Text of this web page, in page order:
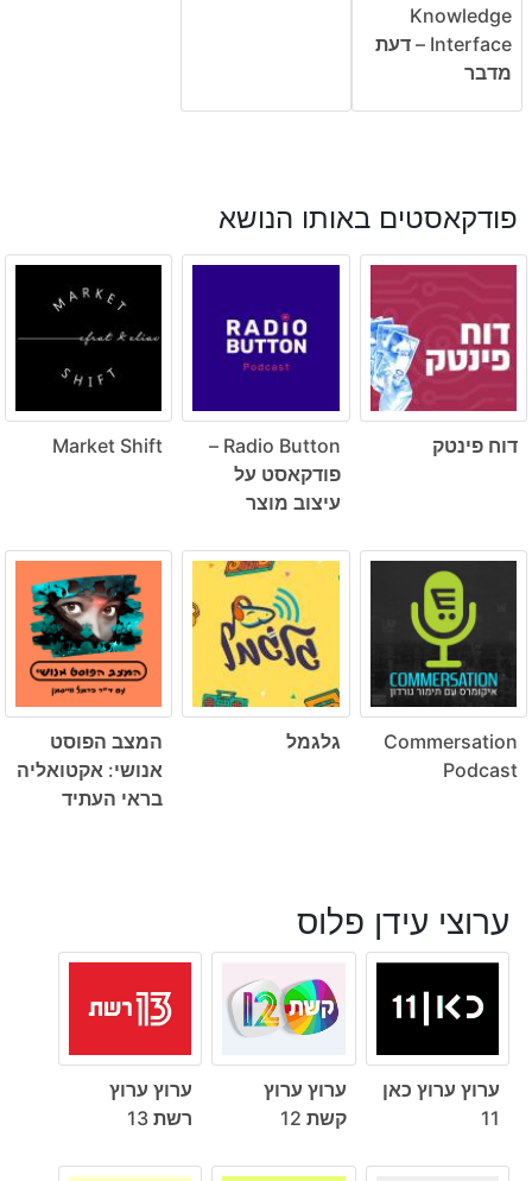
Knowledge
Interface – דעת
מדבר
פודקאסטים באותו הנושא
דוח פינטק
Radio Button –
פודקאסט על
עיצוב מוצר
Market Shift
Commersation
Podcast
גלגמל
המצב הפוסט
אנושי: אקטואליה
בראי העתיד
ערוצי עידן פלוס
ערוץ ערוץ כאן
11
ערוץ ערוץ
קשת 12
ערוץ ערוץ
רשת 13